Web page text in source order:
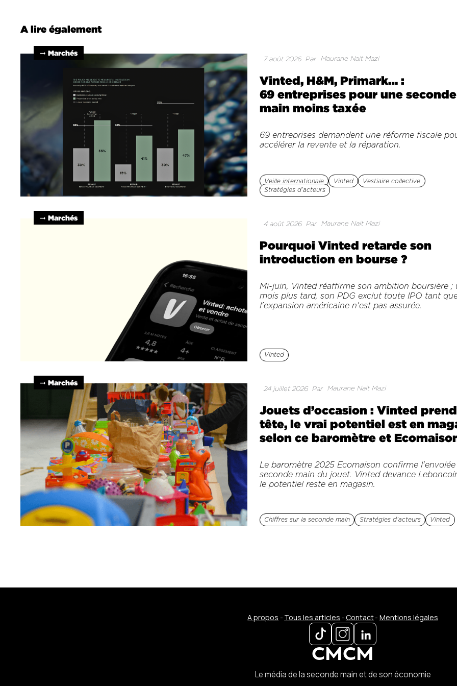
A lire également
➞ Marchés
7 août 2026 Par Maurane Nait Mazi
Vinted, H&M, Primark… :
69 entreprises pour une seconde
main moins taxée
69 entreprises demandent une réforme fiscale
accélérer la revente et la réparation.
Veille internationale Vinted
Vestiaire collective
Stratégies d’acteurs
➞ Marchés
4 août 2026 Par Maurane Nait Mazi
Pourquoi Vinted retarde son
introduction en bourse ?
Mi-juin, Vinted réaffirme son ambition boursière ;
mois plus tard, son PDG exclut toute IPO tant
l'expansion américaine n'est pas assurée.
Vinted
➞ Marchés
24 juillet 2026 Par Maurane Nait Mazi
Jouets d’occasion : Vinted
tête, le vrai potentiel est en
selon ce baromètre et
Le baromètre 2025 Ecomaison confirme l'envolée
seconde main du jouet. Vinted devance
le potentiel reste en magasin.
Chiffres sur la seconde main Stratégies d’acteurs Vinted
A propos - Tous les articles -Contact- Mentions légales
CMCM
Le média de la seconde main et de son économie